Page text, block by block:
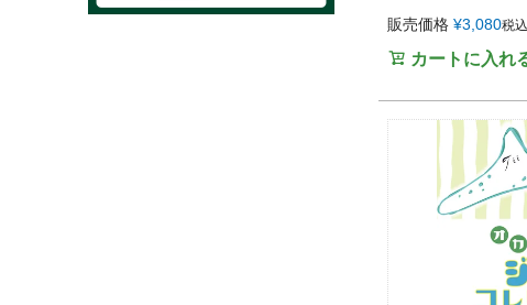
オカリナ
販売価格 ¥3,080税込
カートに入れ